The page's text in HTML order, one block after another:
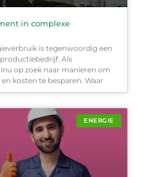
in complexe
is tegenwoordig een
Als
op zoek naar manieren om
kosten te besparen. Waar
ENERGIE